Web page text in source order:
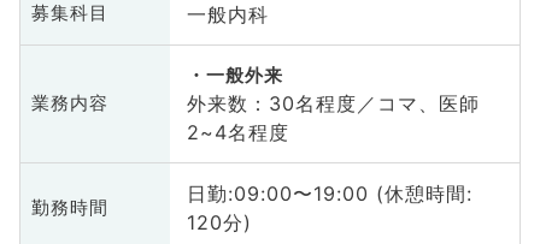
募集科目 一般内科
業務内容
一般外来
外来数：30名程度／コマ、医師
2~4名程度
勤務時間
日勤:09:00〜19:00 (休憩時間:
120分)